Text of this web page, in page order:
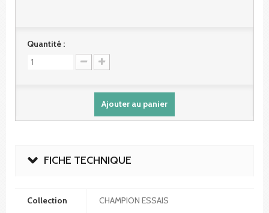
Quantité :
Ajouter au panier
FICHE TECHNIQUE
Collection CHAMPION ESSAIS